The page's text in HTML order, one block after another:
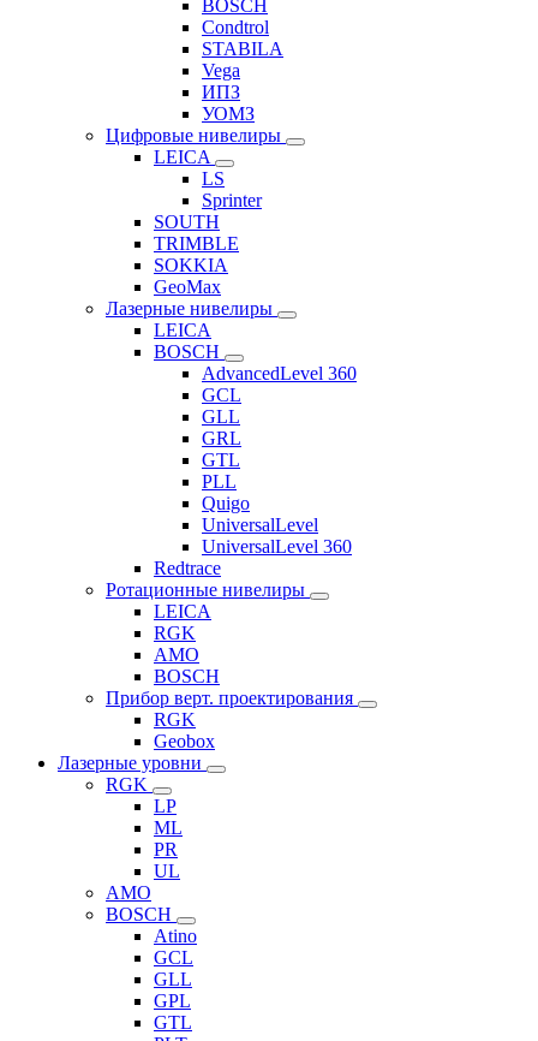
BOSCH
Condtrol
STABILA
Vega
ИПЗ
УОМЗ
Цифровые нивелиры
LEICA
LS
Sprinter
SOUTH
TRIMBLE
SOKKIA
GeoMax
Лазерные нивелиры
LEICA
BOSCH
AdvancedLevel 360
GCL
GLL
GRL
GTL
PLL
Quigo
UniversalLevel
UniversalLevel 360
Redtrace
Ротационные нивелиры
LEICA
RGK
AMO
BOSCH
Прибор верт. проектирования
RGK
Geobox
Лазерные уровни
RGK
LP
ML
PR
UL
AMO
BOSCH
Atino
GCL
GLL
GPL
GTL